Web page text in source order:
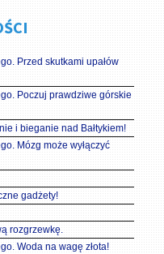
Przed skutkami upałów
Poczuj prawdziwe górskie
i bieganie nad Bałtykiem!
Mózg może wyłączyć
gadżety!
rozgrzewkę.
Woda na wagę złota!